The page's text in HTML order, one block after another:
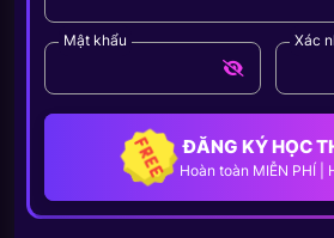
Mật khẩu Xác
ĐĂNG KÝ HỌC
Hoàn toàn MIỄN PHÍ |